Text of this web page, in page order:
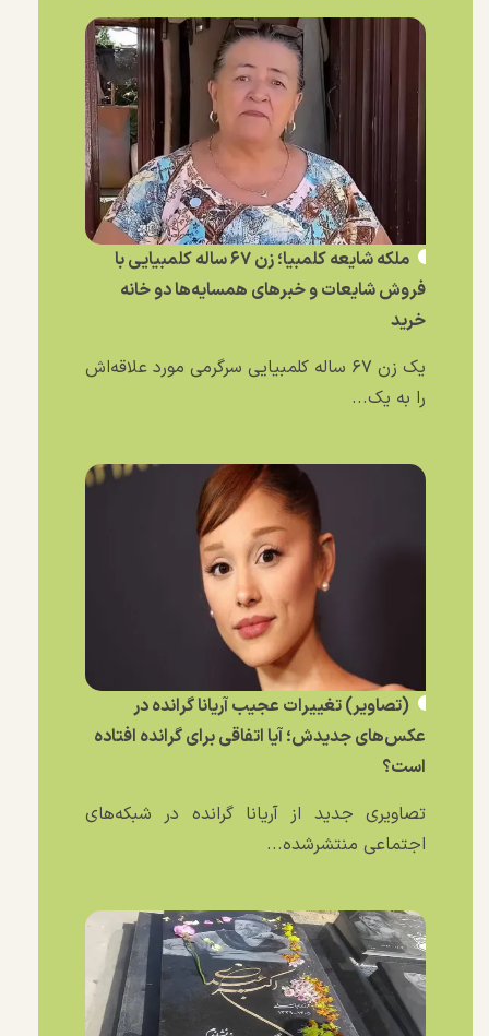
ملکه شایعه کلمبیا؛ زن ۶۷ ساله کلمبیایی با
فروش شایعات و خبر‌های همسایه‌ها دو خانه
خرید
یک زن ۶۷ ساله کلمبیایی سرگرمی مورد علاقه‌اش
را به یک...
(تصاویر) تغییرات عجیب آریانا گرانده در
عکس‌های جدیدش؛ آیا اتفاقی برای گرانده افتاده
است؟
تصاویری جدید از آریانا گرانده در شبکه‌های
اجتماعی منتشرشده...